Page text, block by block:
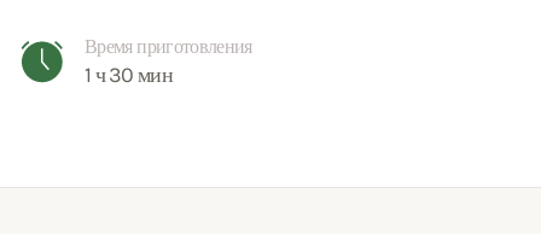
Время приготовления
1 ч 30 мин